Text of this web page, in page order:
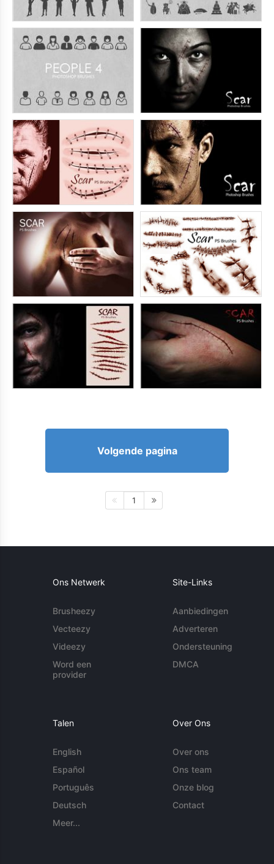
Volgende pagina
1
Ons Netwerk
Brusheezy
Vecteezy
Videezy
Word een
provider
Site-Links
Aanbiedingen
Adverteren
Ondersteuning
DMCA
Talen
English
Español
Português
Deutsch
Meer...
Over Ons
Over ons
Ons team
Onze blog
Contact